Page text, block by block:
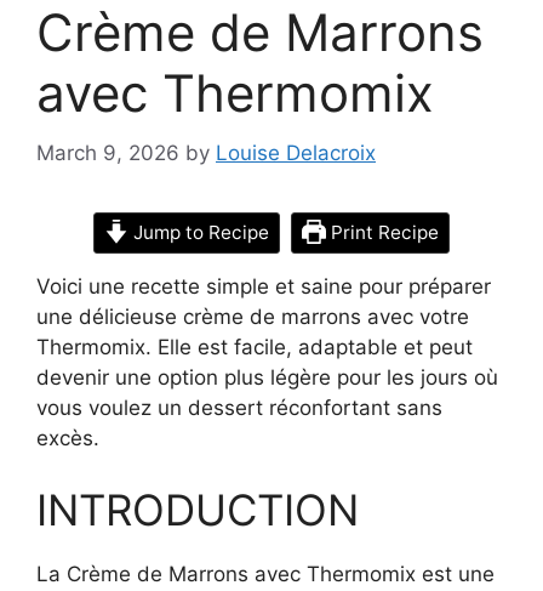
Crème de Marrons
avec Thermomix
March 9, 2026 by Louise Delacroix
Jump to Recipe Print Recipe
Voici une recette simple et saine pour préparer
une délicieuse crème de marrons avec votre
Thermomix. Elle est facile, adaptable et peut
devenir une option plus légère pour les jours où
vous voulez un dessert réconfortant sans
excès.
INTRODUCTION
La Crème de Marrons avec Thermomix est une